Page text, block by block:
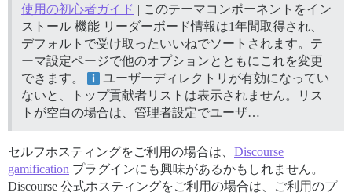
使用の初心者ガイド | このテーマコンポーネントをイン
ストール 機能 リーダーボード情報は1年間取得され、
デフォルトで受け取ったいいねでソートされます。テ
ーマ設定ページで他のオプションとともにこれを変更
できます。
ユーザーディレクトリが有効になってい
ないと、トップ貢献者リストは表示されません。リス
トが空白の場合は、管理者設定でユーザ…
セルフホスティングをご利用の場合は、 Discourse
gamification プラグインにも興味があるかもしれません。
Discourse 公式ホスティングをご利用の場合は、ご利用のプ